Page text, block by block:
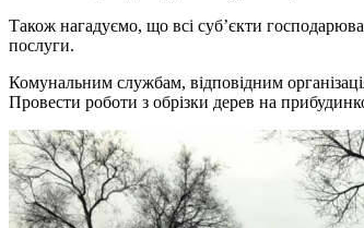
Також нагадуємо, що всі суб’єкти
послуги.
Комунальним службам, відповідним
Провести роботи з обрізки дерев на